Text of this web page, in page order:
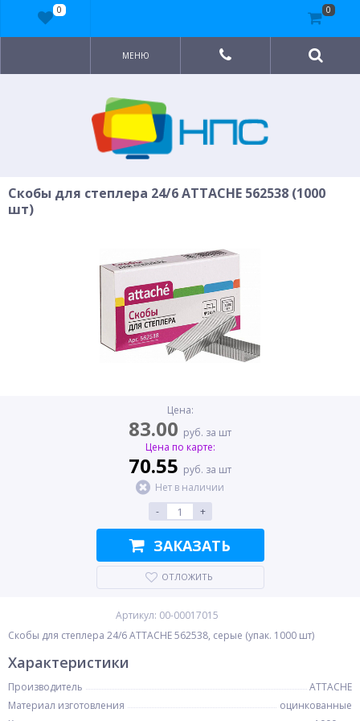
МЕНЮ
Скобы для степлера 24/6 ATTACHE 562538 (1000
шт)
Цена:
83.00 руб. за шт
Цена по карте:
70.55 руб. за шт
Нет в наличии
-
+
ЗАКАЗАТЬ
ОТЛОЖИТЬ
Артикул: 00-00017015
Скобы для степлера 24/6 ATTACHE 562538, серые (упак. 1000 шт)
Характеристики
Производитель
ATTACHE
Материал изготовления
оцинкованные
0 0